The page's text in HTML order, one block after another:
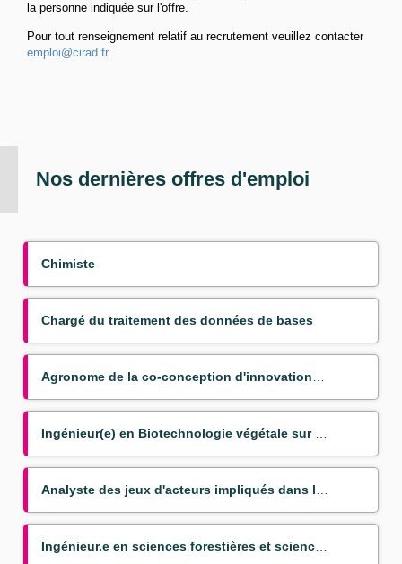
la personne indiquée sur l'offre.
Pour tout renseignement relatif au recrutement veuillez contacter
emploi@cirad.fr.
Nos dernières offres d'emploi
Chimiste
Chargé du traitement des données de bases